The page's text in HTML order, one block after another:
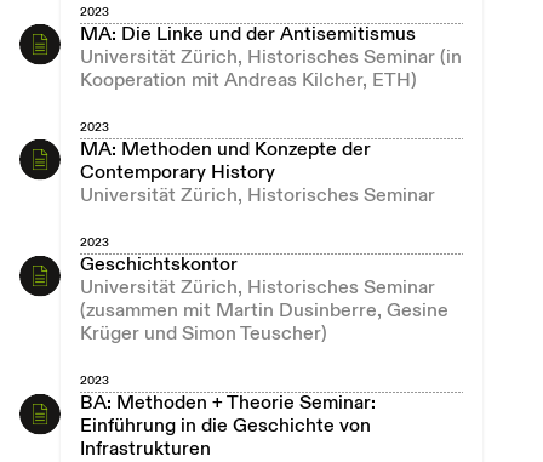
2023
MA: Die Linke und der Antisemitismus
Universität Zürich, Historisches Seminar (in
Kooperation mit Andreas Kilcher, ETH)
2023
MA: Methoden und Konzepte der
Contemporary History
Universität Zürich, Historisches Seminar
2023
Geschichtskontor
Universität Zürich, Historisches Seminar
(zusammen mit Martin Dusinberre, Gesine
Krüger und Simon Teuscher)
2023
BA: Methoden + Theorie Seminar:
Einführung in die Geschichte von
Infrastrukturen